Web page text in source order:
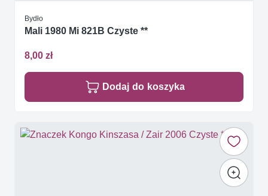
Bydło
Mali 1980 Mi 821B Czyste **
8,00 zł
Dodaj do koszyka